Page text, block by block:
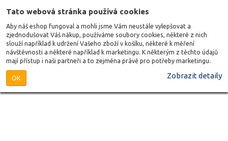
Tato webová stránka používá cookies
Aby náš eshop fungoval a mohli jsme Vám neustále vylepšovat a
zjednodušovat Váš nákup, používáme soubory cookies, některé z nich
slouží například k udržení Vašeho zboží v košíku, některé k měření
návštěvnosti a některé například k marketingu. K některým z těchto údajů
mají přístup i naši partneři a to zejména právě pro potřeby marketingu.
OK Zobrazit detaily